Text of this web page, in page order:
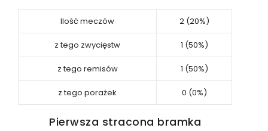
Ilość meczów 2 (20%)
z tego zwycięstw 1 (50%)
z tego remisów 1 (50%)
z tego porażek 0 (0%)
Pierwsza stracona bramka